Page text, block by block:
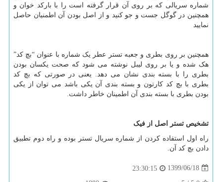
شماره سریالی که بر روی آن قرار گرفته است را با بارکد خوان و
همچنین در گوگل جست و جو کنید و از اصل بودن آن اطمنیان حاصل
نمایید
همچنین بر روی بطری و جعبه تستر عطر یک شماره با عنوان “بچ کد”
هک شده و یا بر روی لیبل نوشته می شود که صحت یکسان بودن
بطری را با بسته بندی نشان می دهد. یعنی در صورتی که بچ کد
بطری با بچ کد کارتون و بسته بندی آن یکی باشد می توان از یکی
بودن بطری با بسته بندی آن اطمینان خاطر داشت.
تشخیص تستر اصل از فیک
راه اول استفاده کردن از شماره سریال تستر بوده و راه دوم تطبیق
دادن بچ کد آن.
1399/06/18
23:30:15